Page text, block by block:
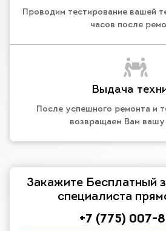
Проводим тестирование вашей
часов после
Выдача
После успешного ремонта и
возвращаем Вам вашу
Закажите Бесплатный
специалиста
+7 (775) 007-